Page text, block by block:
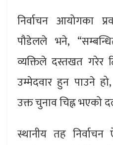
निर्वाचन आयोगका
पौडेलले भने,
व्यक्तिले दस्तखत गरेर
उम्मेदवार हुन पाउने
उक्त चुनाव चिह्न भएको
स्थानीय तह